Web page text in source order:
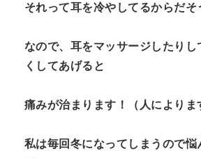
それって耳を冷やしてるからだそ
なので、耳をマッサージしたりし
くしてあげると
痛みが治まります！（人によりま
私は毎回冬になってしまうので悩